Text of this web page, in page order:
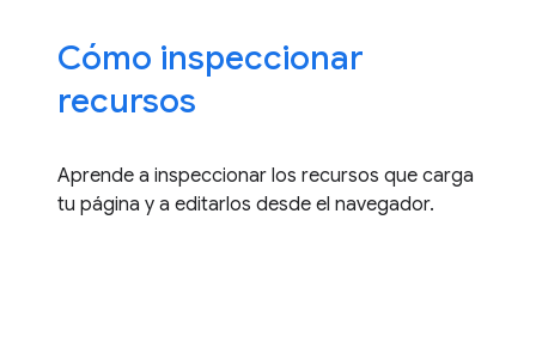
Cómo inspeccionar
recursos
Aprende a inspeccionar los recursos que carga
tu página y a editarlos desde el navegador.